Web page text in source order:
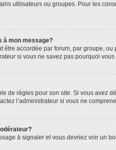
utilisateurs ou groupes. Pour les
à mon message?
être accordée par forum, par groupe,
si vous ne savez pas pourquoi
de règles pour son site. Si vous avez
l’administrateur si vous ne
à signaler et vous devriez voir un